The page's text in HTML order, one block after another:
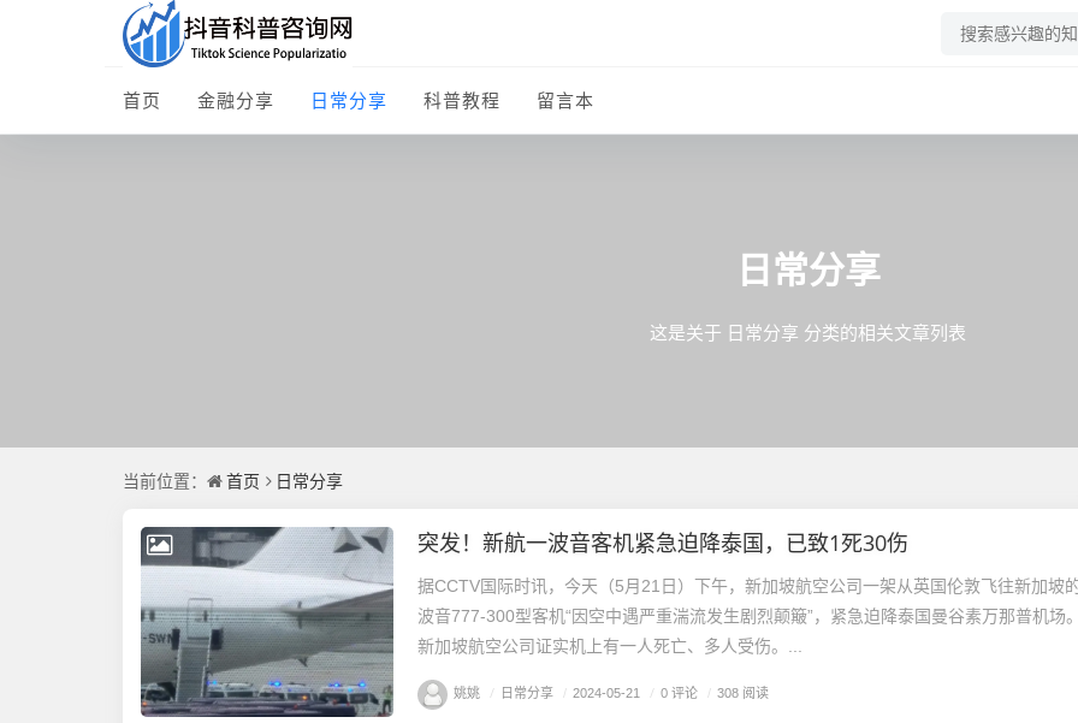
首页 金融分享 日常分享 科普教程 留言本
日常分享
这是关于 日常分享 分类的相关文章列表
当前位置： 首页 日常分享
突发！新航一波音客机紧急迫降泰国，已致1死30伤
据CCTV国际时讯，今天（5月21日）下午，新加坡航空公司一架从英国伦敦飞往新加坡
波音777-300型客机“因空中遇严重湍流发生剧烈颠簸”，紧急迫降泰国曼谷素万那普机场
新加坡航空公司证实机上有一人死亡、多人受伤。...
姚姚 / 日常分享 / 2024-05-21 / 0 评论 / 308 阅读